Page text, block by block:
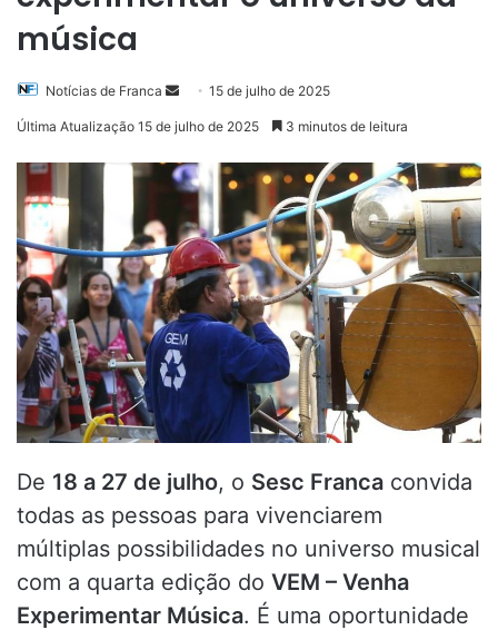
música
Notícias de Franca
Mande
mail
15 de julho de 2025
Última Atualização 15 de julho de 2025 3 minutos de leitura
De 18 a 27 de julho, o Sesc Franca convida
todas as pessoas para vivenciarem
múltiplas possibilidades no universo musical
com a quarta edição do VEM – Venha
Experimentar Música. É uma oportunidade